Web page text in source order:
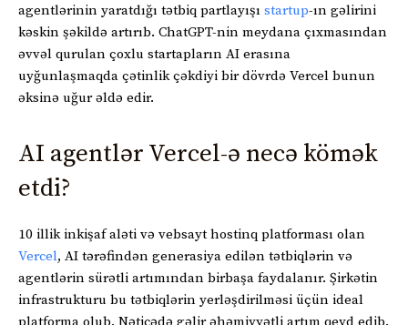
agentlərinin yaratdığı tətbiq partlayışı startup-ın gəlirini
kəskin şəkildə artırıb. ChatGPT-nin meydana çıxmasından
əvvəl qurulan çoxlu startapların AI erasına
uyğunlaşmaqda çətinlik çəkdiyi bir dövrdə Vercel bunun
əksinə uğur əldə edir.
AI agentlər Vercel-ə necə kömək
etdi?
10 illik inkişaf aləti və vebsayt hostinq platforması olan
Vercel, AI tərəfindən generasiya edilən tətbiqlərin və
agentlərin sürətli artımından birbaşa faydalanır. Şirkətin
infrastrukturu bu tətbiqlərin yerləşdirilməsi üçün ideal